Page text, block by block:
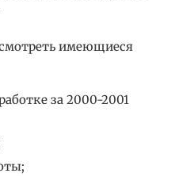
имеющиеся
за 2000-2001